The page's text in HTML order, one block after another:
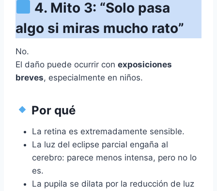
4. Mito 3: “Solo pasa
algo si miras mucho rato”
No.
El daño puede ocurrir con exposiciones
breves, especialmente en niños.
Por qué
La retina es extremadamente sensible.
La luz del eclipse parcial engaña al
cerebro: parece menos intensa, pero no lo
es.
La pupila se dilata por la reducción de luz